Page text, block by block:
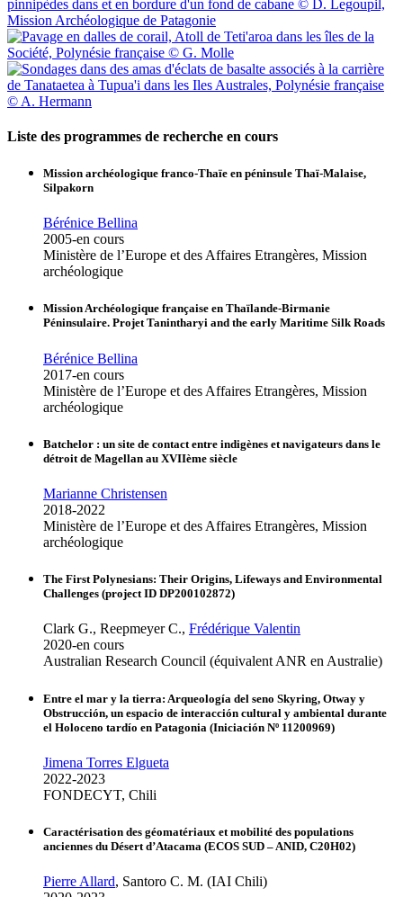
Liste des programmes de recherche en cours
Mission archéologique franco-Thaïe en péninsule Thaï-Malaise,
Silpakorn
Bérénice Bellina
2005-en cours
Ministère de l’Europe et des Affaires Etrangères, Mission
archéologique
Mission Archéologique française en Thaïlande-Birmanie
Péninsulaire. Projet Tanintharyi and the early Maritime Silk Roads
Bérénice Bellina
2017-en cours
Ministère de l’Europe et des Affaires Etrangères, Mission
archéologique
Batchelor : un site de contact entre indigènes et navigateurs dans le
détroit de Magellan au XVIIème siècle
Marianne Christensen
2018-2022
Ministère de l’Europe et des Affaires Etrangères, Mission
archéologique
The First Polynesians: Their Origins, Lifeways and Environmental
Challenges (project ID DP200102872)
Clark G., Reepmeyer C., Frédérique Valentin
2020-en cours
Australian Research Council (équivalent ANR en Australie)
Entre el mar y la tierra: Arqueología del seno Skyring, Otway y
Obstrucción, un espacio de interacción cultural y ambiental durante
el Holoceno tardío en Patagonia (Iniciación Nº 11200969)
Jimena Torres Elgueta
2022-2023
FONDECYT, Chili
Caractérisation des géomatériaux et mobilité des populations
anciennes du Désert d’Atacama (ECOS SUD – ANID, C20H02)
Pierre Allard, Santoro C. M. (IAI Chili)